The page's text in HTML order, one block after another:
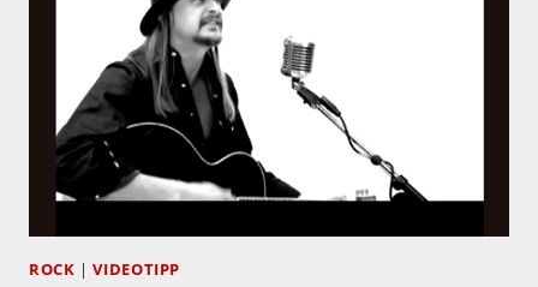
JAHRE!
ROCK |VIDEOTIPP